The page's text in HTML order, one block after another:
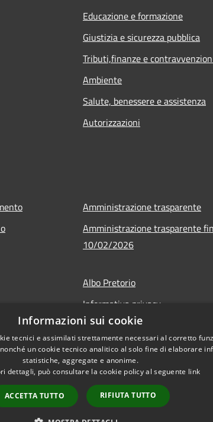
Educazione e formazione
Giustizia e sicurezza pubblica
Tributi,finanze e
Ambiente
Salute, benessere e assistenza
Autorizzazioni
Amministrazione trasparente
Amministrazione trasparente
10/02/2026
Albo Pretorio
Informativa privacy
Note legali
Dichiarazione di accessibilità
Copyright © 2026 • Comune
Informazioni sui cookie
tecnici e assimilati strettamente necessari al corretto
un cookie tecnico analitico al solo fine di elaborare
statistiche, aggregate e anonime.
dettagli, può consultare la cookie policy al seguente link
ACCETTA TUTTO RIFIUTA TUTTO